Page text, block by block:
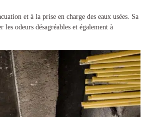
et à la prise en charge des eaux usées. Sa
odeurs désagréables et également à